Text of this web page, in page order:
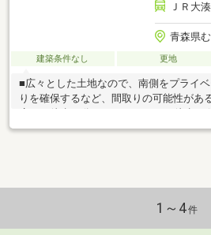
ＪＲ大
青森県
建築条件なし 更地
■広々とした土地なので、南側をプライ
りを確保するなど、間取りの可能性があ
1～4件